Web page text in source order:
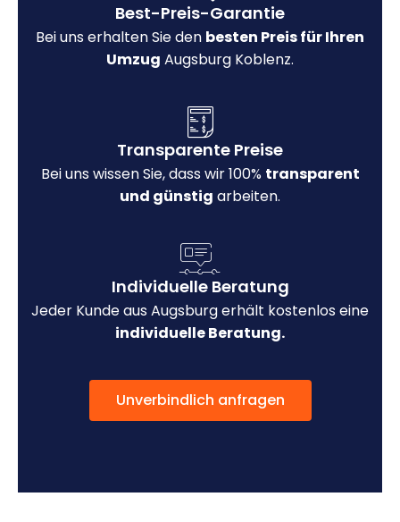
Best-Preis-Garantie
Bei uns erhalten Sie den besten Preis für Ihren
Umzug Augsburg Koblenz.
Transparente Preise
Bei uns wissen Sie, dass wir 100% transparent
und günstig arbeiten.
Individuelle Beratung
Jeder Kunde aus Augsburg erhält kostenlos eine
individuelle Beratung.
Unverbindlich anfragen